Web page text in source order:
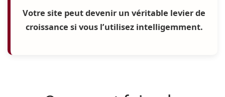
Votre site peut devenir un véritable levier de
croissance si vous l’utilisez intelligemment.